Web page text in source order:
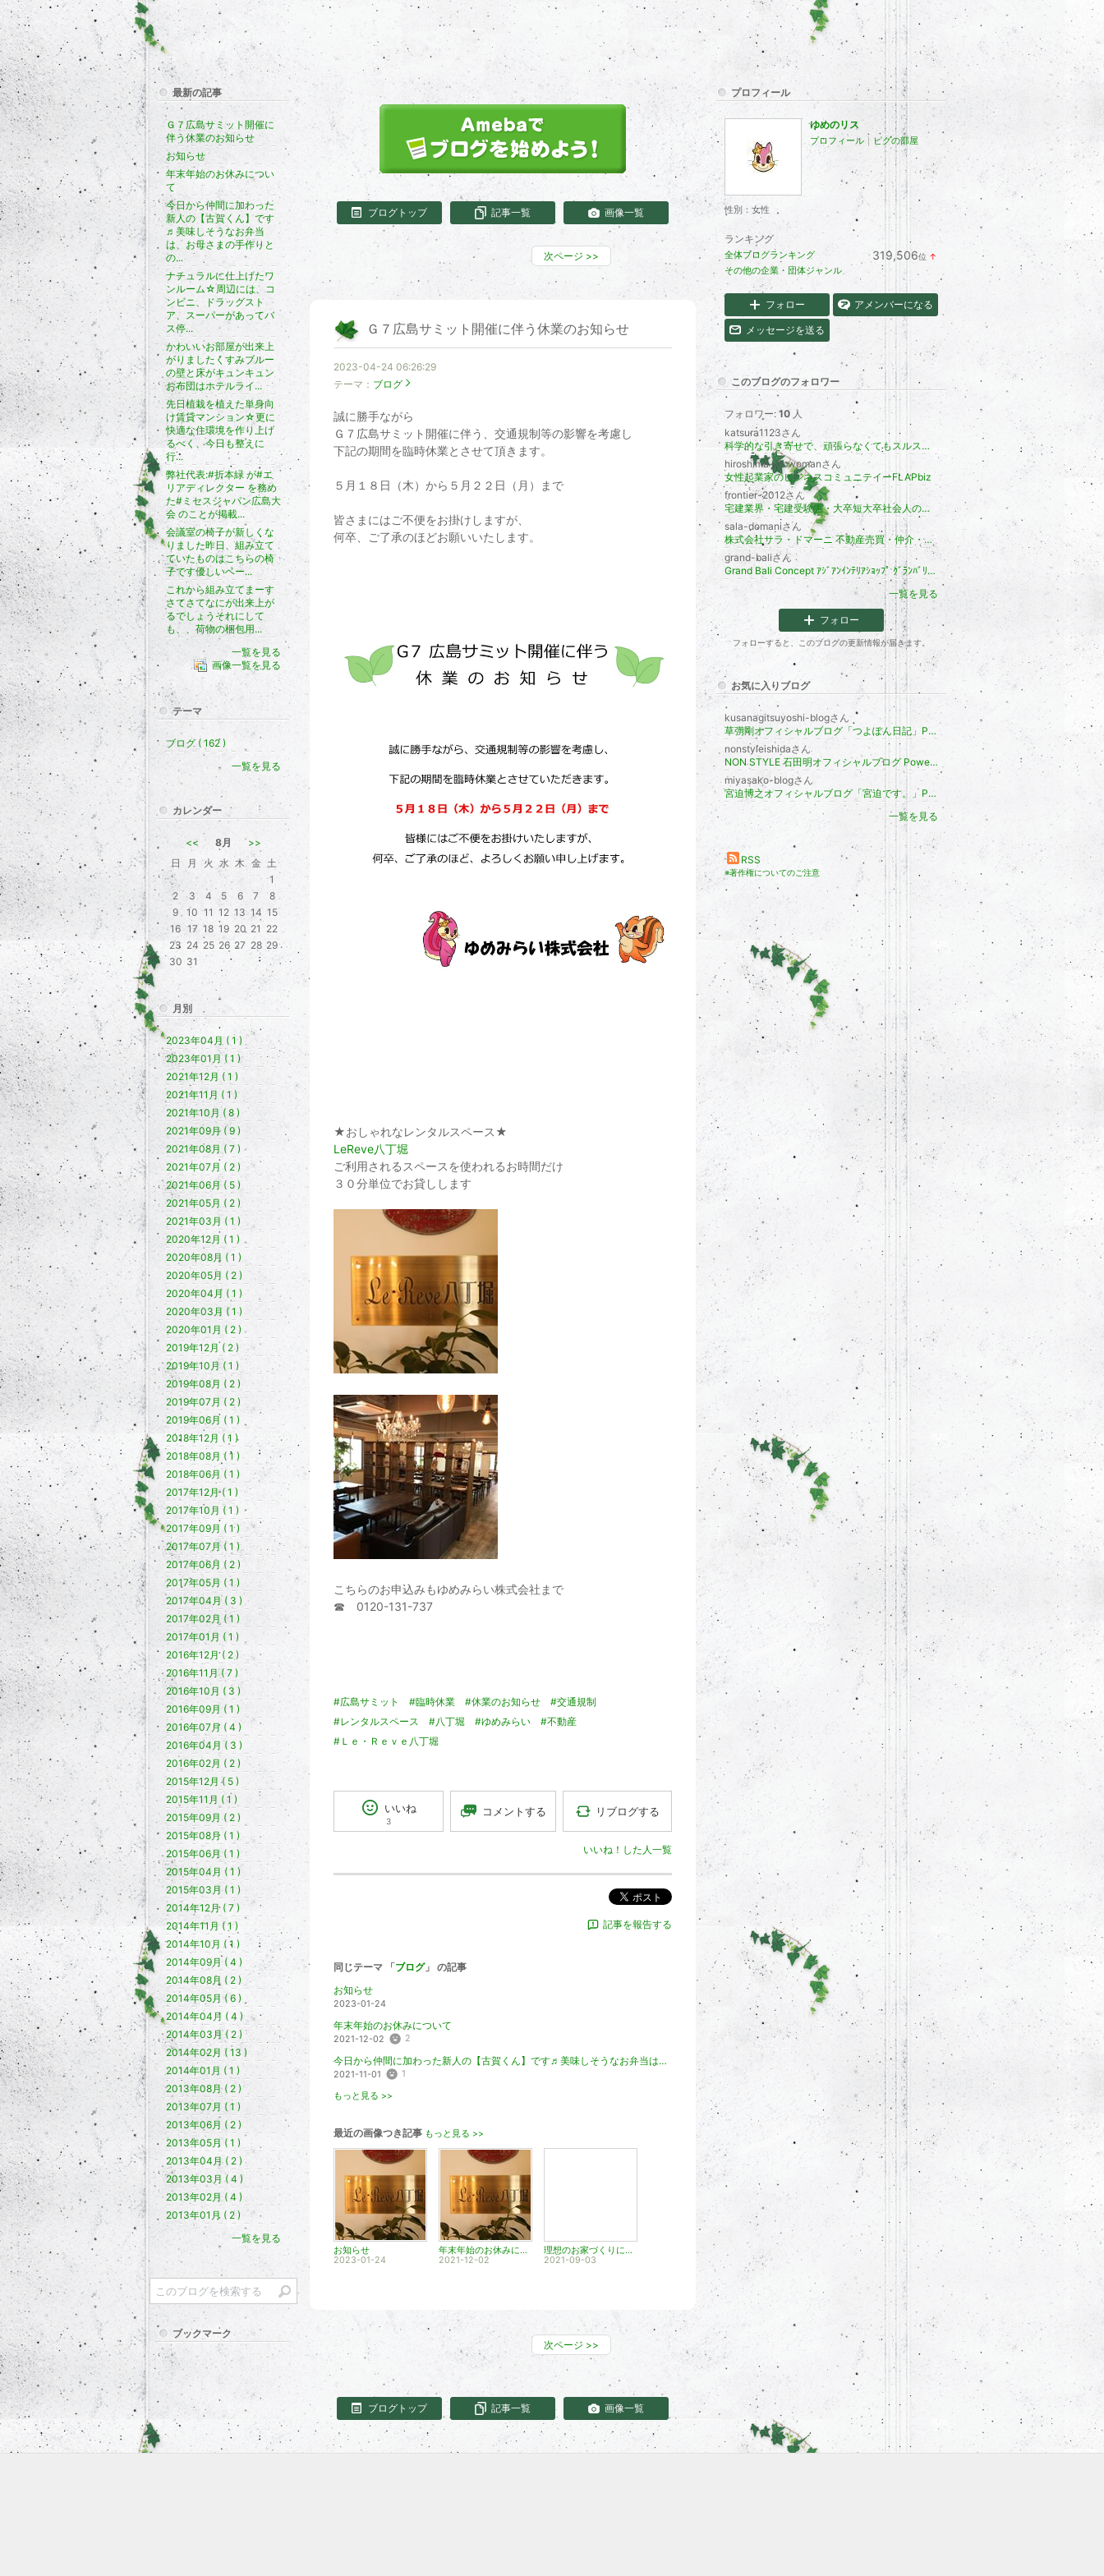
ブログトップ 記事一覧 画像一覧
次ページ >>
Ｇ７広島サミット開催に伴う休業のお知らせ
2023-04-24 06:26:29
テーマ： ブログ
誠に勝手ながら
Ｇ７広島サミット開催に伴う、交通規制等の影響を考慮し
下記の期間を臨時休業とさせて頂きます。
５月１８日（木）から５月２２日（月）まで
皆さまにはご不便をお掛けしますが、
何卒、ご了承のほどお願いいたします。
★おしゃれなレンタルスペース★
LeReve八丁堀
ご利用されるスペースを使われるお時間だけ
３０分単位でお貸しします
こちらのお申込みもゆめみらい株式会社まで
☎ 0120-131-737
#広島サミット #臨時休業 #休業のお知らせ
#交通規制
#レンタルスペース
#八丁堀 #ゆめみらい
#不動産
#Ｌｅ・Ｒｅｖｅ八丁堀
いいね
3
コメントする リブログする
いいね！した人一覧
ポスト
記事を報告する
同じテーマ 「ブログ」 の記事
お知らせ
2023-01-24
年末年始のお休みについて
2021-12-02 2
今日から仲間に加わった新人の【古賀くん】です♬美味しそうなお弁当は、お母さまの手作りとの...
2021-11-01 1
もっと見る >>
最近の画像つき記事 もっと見る >>
お知らせ
2023-01-24
年末年始のお休みについて
2021-12-02
理想のお家づくりにむけて♪プロ集団と打ち合わせ
2021-09-03
次ページ >>
ブログトップ 記事一覧 画像一覧
プロフィール
ゆめのリス
プロフィール ｜ ピグの部屋
性別： 女性
ランキング
全体ブログランキング 319,506位 ↑
ン
その他の企業・団体ジャンル
フォロー アメンバーになる
メッセージを送る
このブログのフォロワー
フォロワー: 10人
katsura1123さん
科学的な引き寄せで、頑張らなくてもスルスルうまくいく波に乗る！1分でできる「直感の覚醒プログラム」講師・柴川桂子
hiroshima-jobwomanさん
女性起業家のビジネスコミュニテイーFLAPbiz
frontier-2012さん
宅建業界・宅建受験生・大卒短大卒社会人のための交流パーティー✌✌【フロンティア】
sala-domaniさん
株式会社サラ・ドマーニ 不動産売買・仲介・生前整理・遺品整理・ハウスクリーニング・インテリアコーディネート企画 女性の不動産屋
grand-baliさん
Grand Bali Concept ｱｼﾞｱﾝｲﾝﾃﾘｱｼｮｯﾌﾟ ｸﾞﾗﾝﾊﾞﾘｺﾝｾﾌﾟﾄ
一覧を見る
フォロー
フォローすると、このブログの更新情報が届きます。
お気に入りブログ
kusanagitsuyoshi-blogさん
草彅剛オフィシャルブログ「つよぽん日記」Powered by Ameba
nonstyleishidaさん
NON STYLE 石田明オフィシャルブログ Powered by Ameba
miyasako-blogさん
宮迫博之オフィシャルブログ「宮迫です。」Powered by Ameba
一覧を見る
RSS
※著作権についてのご注意
最新の記事
Ｇ７広島サミット開催に
伴う休業のお知らせ
お知らせ
年末年始のお休みについ
て
今日から仲間に加わった
新人の【古賀くん】です
♬美味しそうなお弁当
は、お母さまの手作りと
の...
ナチュラルに仕上げたワ
ンルーム☆周辺には、コ
ンビニ、ドラッグスト
ア、スーパーがあってバ
ス停...
かわいいお部屋が出来上
がりましたくすみブルー
の壁と床がキュンキュン
お布団はホテルライ...
先日植栽を植えた単身向
け賃貸マンション☆更に
快適な住環境を作り上げ
るべく、今日も整えに
行...
弊社代表:#折本緑 が#エ
リアディレクター を務め
た#ミセスジャパン広島大
会 のことが掲載...
会議室の椅子が新しくな
りました昨日、組み立て
ていたものはこちらの椅
子です優しいベー...
これから組み立てまーす
さてさてなにが出来上が
るでしょうそれにして
も、、荷物の梱包用...
一覧を見る
画像一覧を見る
テーマ
ブログ ( 162 )
一覧を見る
カレンダー
<< 8月
>>
日
月 火 水 木 金 土
1
2
3 4 5 6 7
8
9
10 11 12 13 14 15
16 17 18 19 20 21 22
23 24 25 26 27 28 29
30 31
月別
2023年04月 ( 1 )
2023年01月 ( 1 )
2021年12月 ( 1 )
2021年11月 ( 1 )
2021年10月 ( 8 )
2021年09月 ( 9 )
2021年08月 ( 7 )
2021年07月 ( 2 )
2021年06月 ( 5 )
2021年05月 ( 2 )
2021年03月 ( 1 )
2020年12月 ( 1 )
2020年08月 ( 1 )
2020年05月 ( 2 )
2020年04月 ( 1 )
2020年03月 ( 1 )
2020年01月 ( 2 )
2019年12月 ( 2 )
2019年10月 ( 1 )
2019年08月 ( 2 )
2019年07月 ( 2 )
2019年06月 ( 1 )
2018年12月 ( 1 )
2018年08月 ( 1 )
2018年06月 ( 1 )
2017年12月 ( 1 )
2017年10月 ( 1 )
2017年09月 ( 1 )
2017年07月 ( 1 )
2017年06月 ( 2 )
2017年05月 ( 1 )
2017年04月 ( 3 )
2017年02月 ( 1 )
2017年01月 ( 1 )
2016年12月 ( 2 )
2016年11月 ( 7 )
2016年10月 ( 3 )
2016年09月 ( 1 )
2016年07月 ( 4 )
2016年04月 ( 3 )
2016年02月 ( 2 )
2015年12月 ( 5 )
2015年11月 ( 1 )
2015年09月 ( 2 )
2015年08月 ( 1 )
2015年06月 ( 1 )
2015年04月 ( 1 )
2015年03月 ( 1 )
2014年12月 ( 7 )
2014年11月 ( 1 )
2014年10月 ( 1 )
2014年09月 ( 4 )
2014年08月 ( 2 )
2014年05月 ( 6 )
2014年04月 ( 4 )
2014年03月 ( 2 )
2014年02月 ( 13 )
2014年01月 ( 1 )
2013年08月 ( 2 )
2013年07月 ( 1 )
2013年06月 ( 2 )
2013年05月 ( 1 )
2013年04月 ( 2 )
2013年03月 ( 4 )
2013年02月 ( 4 )
2013年01月 ( 2 )
一覧を見る
ブックマーク